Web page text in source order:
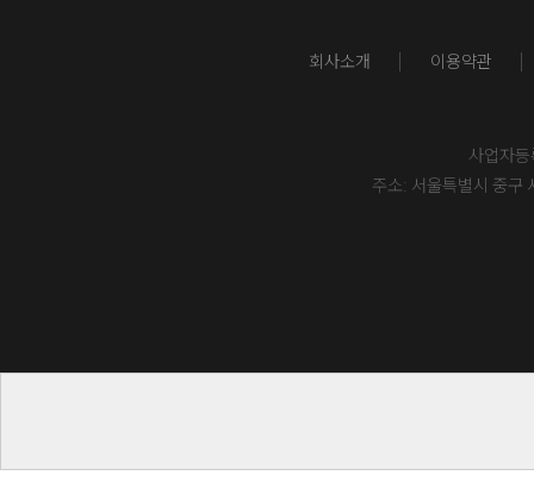
회사소개 이용약관
사업자
주소: 서울특별시 중구